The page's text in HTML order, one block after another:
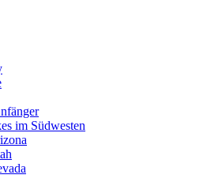
im Südwesten